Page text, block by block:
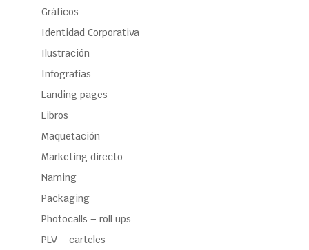
Gráficos
Identidad Corporativa
Ilustración
Infografías
Landing pages
Libros
Maquetación
Marketing directo
Naming
Packaging
Photocalls – roll ups
PLV – carteles